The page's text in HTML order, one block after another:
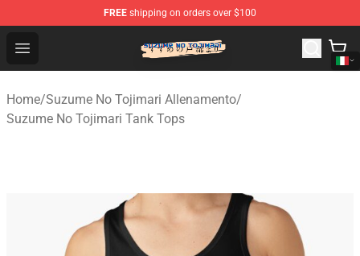
FREE shipping on orders over $100
Open menu
Suzumeno Tojimari Store - Official Suzumeno Tojimari
Home/Suzume No Tojimari Allenamento/
Suzume No Tojimari Tank Tops